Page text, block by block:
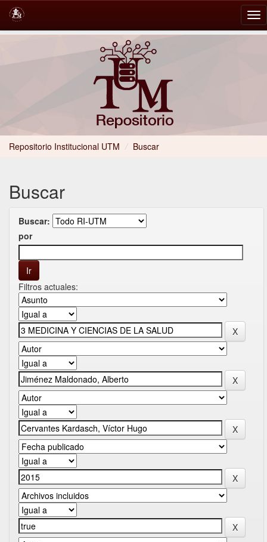
Repositorio Institucional UTM / Buscar
Buscar
Buscar:
por
Filtros actuales: